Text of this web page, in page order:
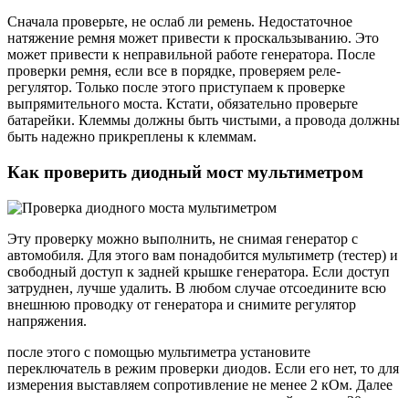
Сначала проверьте, не ослаб ли ремень. Недостаточное
натяжение ремня может привести к проскальзыванию. Это
может привести к неправильной работе генератора. После
проверки ремня, если все в порядке, проверяем реле-
регулятор. Только после этого приступаем к проверке
выпрямительного моста. Кстати, обязательно проверьте
батарейки. Клеммы должны быть чистыми, а провода должны
быть надежно прикреплены к клеммам.
Как проверить диодный мост мультиметром
Эту проверку можно выполнить, не снимая генератор с
автомобиля. Для этого вам понадобится мультиметр (тестер) и
свободный доступ к задней крышке генератора. Если доступ
затруднен, лучше удалить. В любом случае отсоедините всю
внешнюю проводку от генератора и снимите регулятор
напряжения.
после этого с помощью мультиметра установите
переключатель в режим проверки диодов. Если его нет, то для
измерения выставляем сопротивление не менее 2 кОм. Далее